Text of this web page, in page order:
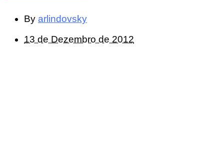
By arlindovsky
13 de Dezembro de 2012